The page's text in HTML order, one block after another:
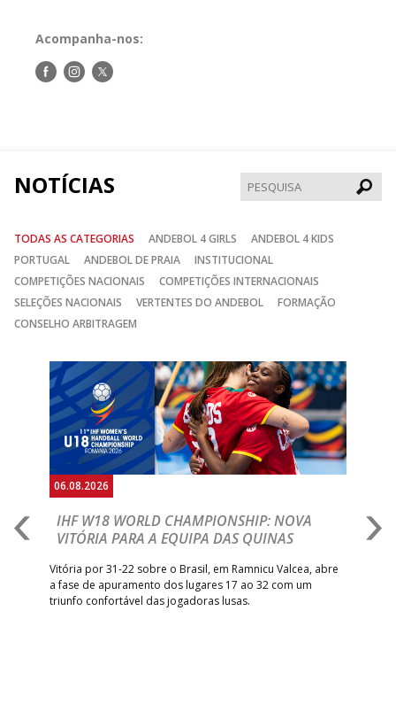
Acompanha-nos:
Siga-Siga-Siga-
NOTÍCIAS
TODAS AS CATEGORIAS ANDEBOL 4 GIRLS
ANDEBOL 4 KIDS
PORTUGAL
ANDEBOL DE PRAIA
INSTITUCIONAL
COMPETIÇÕES NACIONAIS
COMPETIÇÕES INTERNACIONAIS
SELEÇÕES NACIONAIS
VERTENTES DO ANDEBOL
FORMAÇÃO
CONSELHO ARBITRAGEM
06.08.2026
IHF W18 WORLD CHAMPIONSHIP: NOVA
VITÓRIA PARA A EQUIPA DAS QUINAS
Vitória por 31-22 sobre o Brasil, em Ramnicu Valcea, abre
a fase de apuramento dos lugares 17 ao 32 com um
triunfo confortável das jogadoras lusas.
Anterior